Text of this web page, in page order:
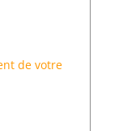
de votre